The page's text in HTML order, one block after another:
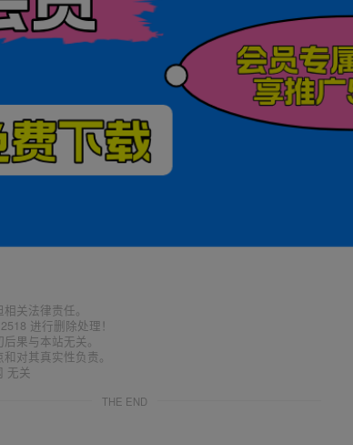
关法律责任。
进行删除处理！
果与本站无关。
对其真实性负责。
无关
THE END